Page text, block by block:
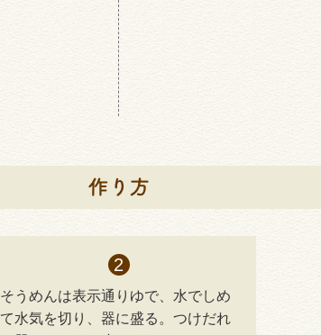
そうめんは表示通りゆで、水でしめ
て水気を切り、器に盛る。つけだれ